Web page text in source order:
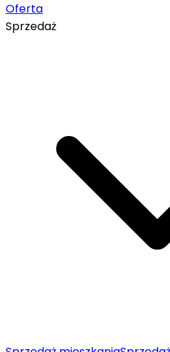
Oferta
Sprzedaż